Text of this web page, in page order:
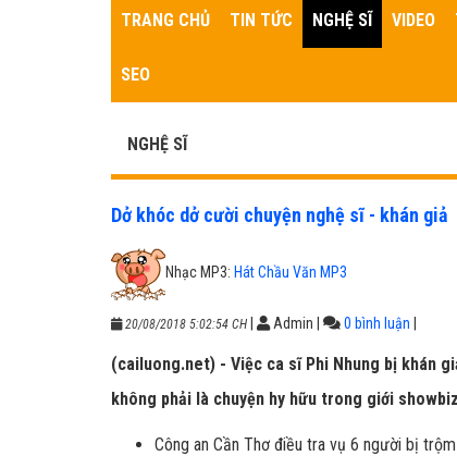
TRANG CHỦ TIN TỨC NGHỆ SĨ VIDEO
SEO
NGHỆ SĨ
Dở khóc dở cười chuyện nghệ sĩ - khán giả
Nhạc MP3: Hát Chầu Văn MP3
20/08/2018 5:02:54 CH Admin 0 bình luận
(cailuong.net) - Việc ca sĩ Phi Nhung bị khán
không phải là chuyện hy hữu trong giới
Công an Cần Thơ điều tra vụ 6 người bị